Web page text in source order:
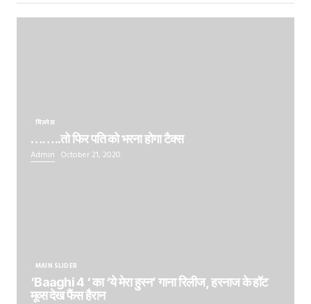
बिज़नेस
……..तो फिर पति को भरना होगा टैक्स
Admin October 21, 2020
MAIN SLIDER
‘Baaghi 4 ‘ का ‘ये मेरा हुस्न’ गाना रिलीज, हरनाज के हॉट
मूव्स देख फैंस हैरान